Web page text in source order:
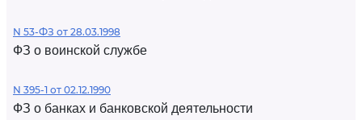
N 53-ФЗ от 28.03.1998
ФЗ о воинской службе
N 395-1 от 02.12.1990
ФЗ о банках и банковской деятельности